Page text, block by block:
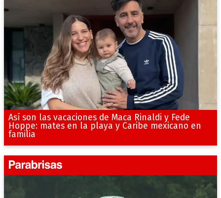
Así son las vacaciones de Maca Rinaldi y Fede
Hoppe: mates en la playa y Caribe mexicano en
familia